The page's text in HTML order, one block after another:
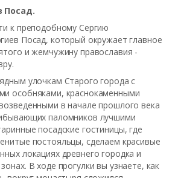
Посад.
к преподобному Сергию
Посад, который окружает главное
и жемчужину православия -
улочкам Старого города с
особняками, краснокаменными
в начале прошлого века
паломников лучшими
посадские гостиницы, где
постояльцы, сделаем красивые
локациях древнего городка и
В ходе прогулки вы узнаете, как